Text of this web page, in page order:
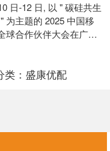
日-12 日, 以 " 碳硅共生
为主题的 2025 中国移
球合作伙伴大会在广州
类： 盛康优配